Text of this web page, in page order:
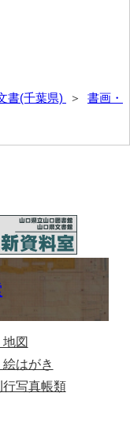
書(千葉県) ＞ 書画・
図
はがき
行写真帳類